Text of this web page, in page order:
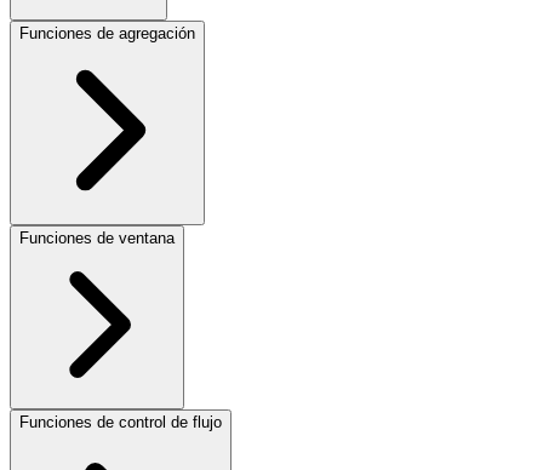
Funciones de agregación
Funciones de ventana
Funciones de control de flujo